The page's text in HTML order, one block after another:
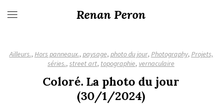
Renan Peron
Ailleurs., Hors panneaux., paysage, photo du jour, Photography, Projets,
séries., street art, topographie, vernaculaire
Coloré. La photo du jour
(30/1/2024)